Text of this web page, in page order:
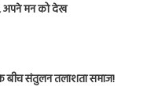
अपने मन को देख
बीच संतुलन तलाशता समाज!